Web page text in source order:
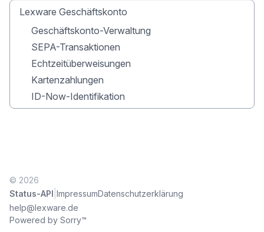
Lexware Geschäftskonto
Geschäftskonto-Verwaltung
SEPA-Transaktionen
Echtzeitüberweisungen
Kartenzahlungen
ID-Now-Identifikation
© 2026
Status-API ImpressumDatenschutzerklärung
help@lexware.de
Powered by Sorry™